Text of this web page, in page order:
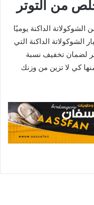
من التوتر
الداكنة يوميًا
الشوكولاتة الداكنة التي
أو أكثر لضمان تخفيف نسبة
كي لا تزين من وزنك